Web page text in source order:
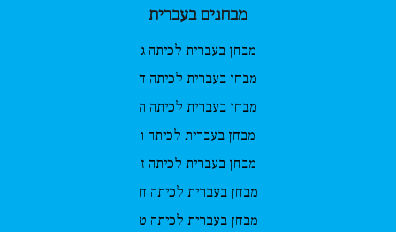
מבחנים בעברית
מבחן בעברית לכיתה ג
מבחן בעברית לכיתה ד
מבחן בעברית לכיתה ה
מבחן בעברית לכיתה ו
מבחן בעברית לכיתה ז
מבחן בעברית לכיתה ח
מבחן בעברית לכיתה ט